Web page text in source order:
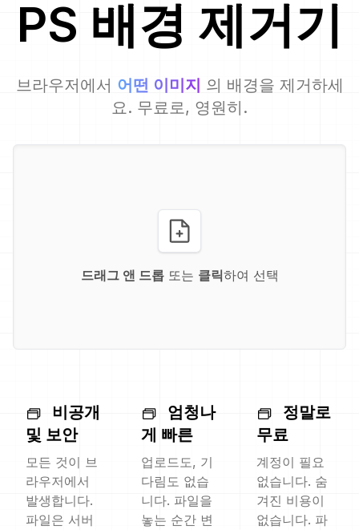
PS 배경 제거기
브라우저에서 어떤 이미지 의 배경을 제거하세
요. 무료로, 영원히.
드래그 앤 드롭또는 클릭하여 선택
비공개
및 보안
모든 것이 브
라우저에서
발생합니다.
파일은 서버
엄청나
게 빠른
업로드도, 기
다림도 없습
니다. 파일을
놓는 순간 변
정말로
무료
계정이 필요
없습니다. 숨
겨진 비용이
없습니다. 파